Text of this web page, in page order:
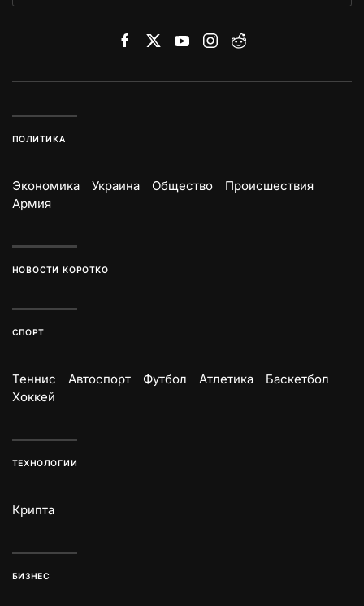
ПОЛИТИКА
Экономика Украина Общество
Происшествия
Армия
НОВОСТИ КОРОТКО
СПОРТ
Теннис Автоспорт Футбол Атлетика
Баскетбол
Хоккей
ТЕХНОЛОГИИ
Крипта
БИЗНЕС